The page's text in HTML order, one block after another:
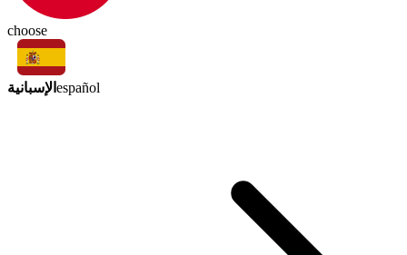
choose
الإسبانية español